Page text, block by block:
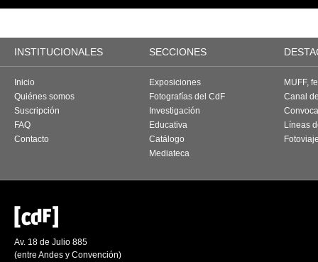
INSTITUCIONALES SECCIONES
Inicio
Quiénes somos
Suscripción
FAQ
Contacto
Exposiciones
Fotografías del CdF
Investigación
Educativa
Catálogo
Mediateca
MUFF,
Canal
Líneas
Av. 18 de Julio 885
(entre Andes y Convención)